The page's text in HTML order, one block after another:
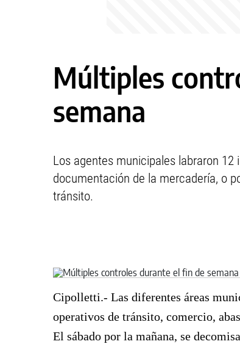
Múltiples
semana
Los agentes municipales labraron
documentación de la mercadería, o
tránsito.
Cipolletti.- Las diferentes áreas
operativos de tránsito, comercio,
El sábado por la mañana, se